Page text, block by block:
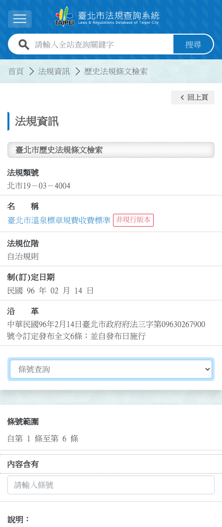
展開選單
全站查詢關鍵字欄位 搜尋
首頁 法規資訊 歷史法規條文檢索
法規資訊
keyboard_arrow_left 回上頁
臺北市歷史法規條文檢索
法規類號
北市19－03－4004
名 稱
臺北市溫泉標章規費收費標準
非現行版本
法規位階
自治規則
制(訂)定日期
民國 96 年 02 月 14 日
沿 革
中華民國96年2月14日臺北市政府府法三字第09630267900
號令訂定發布全文6條；並自發布日施行
切換選擇法規資訊內容
條號範圍
自第 1 條至第 6 條
內容含有
說明：